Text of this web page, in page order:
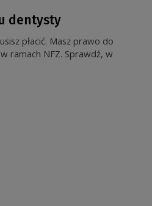
dentysty
płacić. Masz prawo do
ramach NFZ. Sprawdź, w